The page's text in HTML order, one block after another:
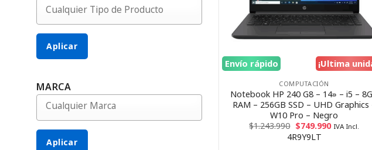
Aplicar
MARCA
Aplicar
¡Ultima
Envío rápido
COMPUTACIÓN
Notebook HP 240 G8 – 14» – i5 –
RAM – 256GB SSD – UHD Graphics
W10 Pro – Negro
$1.243.990 $749.990 IVA Incl.
4R9Y9LT